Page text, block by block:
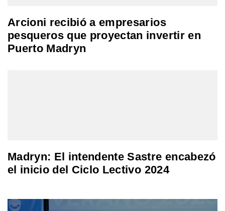
Arcioni recibió a empresarios
pesqueros que proyectan invertir en
Puerto Madryn
Madryn: El intendente Sastre encabezó
el inicio del Ciclo Lectivo 2024